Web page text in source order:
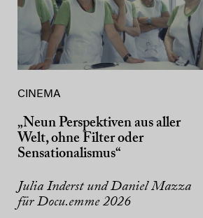
CINEMA
„Neun Perspektiven aus aller
Welt, ohne Filter oder
Sensationalismus“
Julia Inderst und Daniel Mazza
für Docu.emme 2026